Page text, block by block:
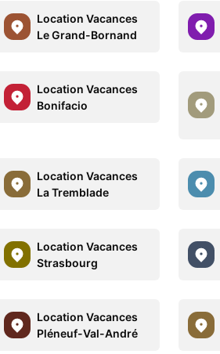
Location Vacances
Le Grand-Bornand
Location Vacances
Bonifacio
Location Vacances
La Tremblade
Location Vacances
Strasbourg
Location Vacances
Pléneuf-Val-André